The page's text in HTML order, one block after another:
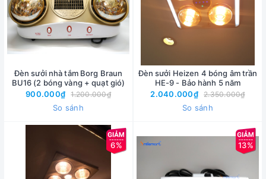
Đèn sưởi nhà tắm Borg Braun
BU16 (2 bóng vàng + quạt gió)
900.000₫
1.200.000₫
So sánh
Đèn sưởi Heizen 4 bóng âm trần
HE-9 - Bảo hành 5 năm
2.040.000₫
2.350.000₫
So sánh
6% 13%